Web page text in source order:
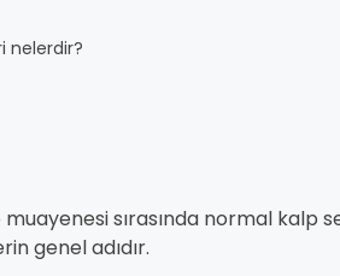
nelerdir?
sırasında normal kalp
genel adıdır.